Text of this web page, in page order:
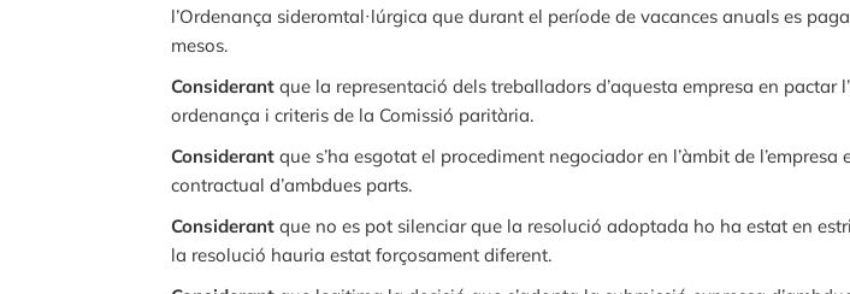
l’Ordenança sideromtal·lúrgica que durant el període de vacances anuals es
mesos.
Considerant que la representació dels treballadors d’aquesta empresa en
ordenança i criteris de la Comissió paritària.
Considerant que s’ha esgotat el procediment negociador en l’àmbit de
contractual d’ambdues parts.
Considerant que no es pot silenciar que la resolució adoptada ho ha estat en
la resolució hauria estat forçosament diferent.